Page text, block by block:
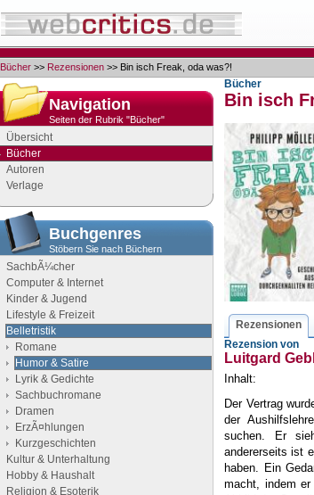
Bücher >> Rezensionen >> Bin isch Freak, oda was?!
Navigation
Seiten der Rubrik "Bücher"
Übersicht
Bücher
Autoren
Verlage
Buchgenres
Stöbern Sie nach Büchern
SachbÃ¼cher
Computer & Internet
Kinder & Jugend
Lifestyle & Freizeit
Belletristik
Romane
Humor & Satire
Lyrik & Gedichte
Sachbuchromane
Dramen
ErzÃ¤hlungen
Kurzgeschichten
Kultur & Unterhaltung
Hobby & Haushalt
Religion & Esoterik
Bücher
Bin isch
Rezensionen
Rezension von
Luitgard
Inhalt:
Der Vertrag
der
suchen. Er
andererseits ist
haben. Ein
macht, indem